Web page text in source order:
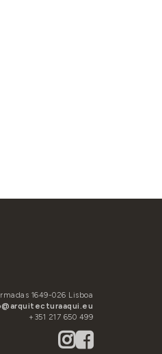
1649-026 Lisboa
+351 217 650 499